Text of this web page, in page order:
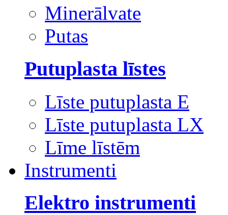
Minerālvate
Putas
Putuplasta līstes
Līste putuplasta E
Līste putuplasta LX
Līme līstēm
Instrumenti
Elektro instrumenti